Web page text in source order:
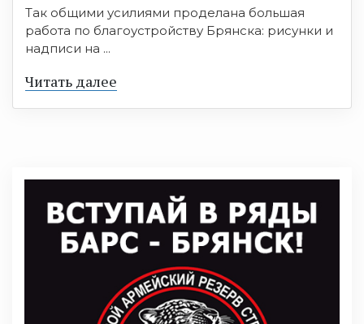
Так общими усилиями проделана большая
работа по благоустройству Брянска: рисунки и
надписи на ...
Читать далее